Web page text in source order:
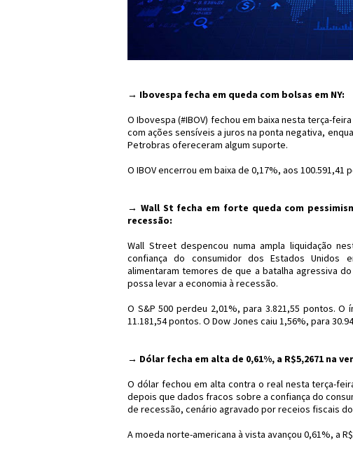
→ Ibovespa fecha em queda com bolsas em NY:
O Ibovespa (#IBOV) fechou em baixa nesta terça-
com ações sensíveis a juros na ponta negativa,
Petrobras ofereceram algum suporte.
O IBOV encerrou em baixa de 0,17%, aos 100.591,41
→ Wall St fecha em forte queda com
recessão:
Wall Street despencou numa ampla liquidação
confiança do consumidor dos Estados Unidos
alimentaram temores de que a batalha agressiva
possa levar a economia à recessão.
O S&P 500 perdeu 2,01%, para 3.821,55 pontos.
11.181,54 pontos. O Dow Jones caiu 1,56%, para
→ Dólar fecha em alta de 0,61%, a R$5,2671 na
O dólar fechou em alta contra o real nesta terça-
depois que dados fracos sobre a confiança do
de recessão, cenário agravado por receios fiscais
A moeda norte-americana à vista avançou 0,61%, a